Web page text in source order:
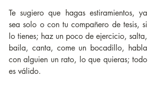
Te sugiero que hagas estiramientos, ya
sea solo o con tu compañero de tesis, si
lo tienes; haz un poco de ejercicio, salta,
baila, canta, come un bocadillo, habla
con alguien un rato, lo que quieras; todo
es válido.